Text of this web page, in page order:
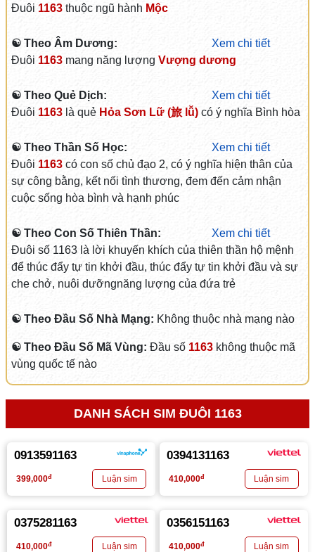
Đuôi 1163thuộc ngũ hành Mộc
☯ Theo Âm Dương:
Xem chi tiết
Đuôi 1163mang năng lượng Vượng dương
☯ Theo Quẻ Dịch:
Xem chi tiết
Đuôi 1163là quẻ Hỏa Sơn Lữ (旅 lǚ)có ý nghĩa Bình hòa
☯ Theo Thần Số Học:
Xem chi tiết
Đuôi 1163có con số chủ đạo 2, có ý nghĩa hiện thân của
sự công bằng, kết nối tình thương, đem đến cảm nhận
cuộc sống hòa bình và hạnh phúc
☯ Theo Con Số Thiên Thần:
Xem chi tiết
Đuôi số 1163 là lời khuyến khích của thiên thần hộ mệnh
để thúc đẩy tự tin khởi đầu, thúc đẩy tự tin khởi đầu và sự
che chở, nuôi dưỡngnăng lượng của đứa trẻ
☯ Theo Đầu Số Nhà Mạng: Không thuộc nhà mạng nào
☯ Theo Đầu Số Mã Vùng: Đầu số 1163không thuộc mã
vùng quốc tế nào
DANH SÁCH SIM ĐUÔI 1163
0913591163
399,000đ
0394131163
410,000đ
0375281163
410,000đ
0356151163
410,000đ